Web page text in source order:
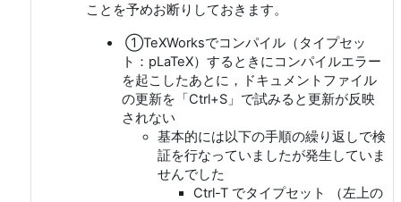
ことを予めお断りしておきます。
①TeXWorksでコンパイル（タイプセッ
ト：pLaTeX）するときにコンパイルエラー
を起こしたあとに，ドキュメントファイル
の更新を「Ctrl+S」で試みると更新が反映
されない
基本的には以下の手順の繰り返しで検
証を行なっていましたが発生していま
せんでした
Ctrl-T でタイプセット （左上の